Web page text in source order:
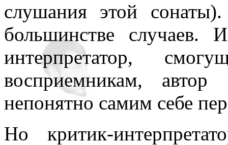
слушания этой
большинстве случаев.
интерпретатор,
восприемникам,
непонятно самим себе
Но критик-